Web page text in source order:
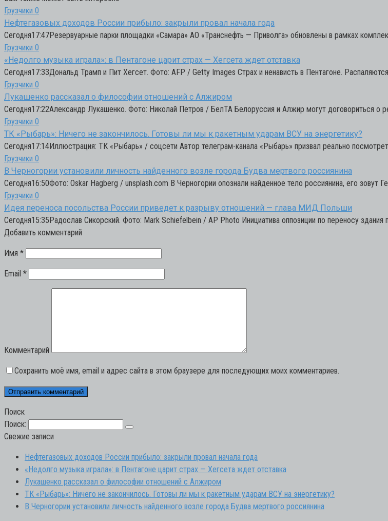
Грузчики 0
Нефтегазовых доходов России прибыло: закрыли провал начала года
Сегодня17:47Резервуарные парки площадки «Самара» АО «Транснефть — Приволга» обновлены в рамках
Грузчики 0
«Недолго музыка играла»: в Пентагоне царит страх — Хегсета ждет отставка
Сегодня17:33Дональд Трамп и Пит Хегсет. Фото: AFP / Getty Images Страх и ненависть в Пентагоне.
Грузчики 0
Лукашенко рассказал о философии отношений с Алжиром
Сегодня17:22Александр Лукашенко. Фото: Николай Петров / БелТА Белоруссия и Алжир могут договориться о
Грузчики 0
ТК «Рыбарь»: Ничего не закончилось. Готовы ли мы к ракетным ударам ВСУ на энергетику?
Сегодня17:14Иллюстрация: ТК «Рыбарь» / соцсети Автор телеграм-канала «Рыбарь» призвал реально
Грузчики 0
В Черногории установили личность найденного возле города Будва мертвого россиянина
Сегодня16:50Фото: Oskar Hagberg / unsplash.com В Черногории опознали найденное тело россиянина, его зовут
Грузчики 0
Идея переноса посольства России приведет к разрыву отношений — глава МИД Польши
Сегодня15:35Радослав Сикорский. Фото: Mark Schiefelbein / AP Photo Инициатива оппозиции по переносу
Добавить комментарий
Имя *
Email *
Комментарий
Сохранить моё имя, email и адрес сайта в этом браузере для последующих моих комментариев.
Поиск
Поиск:
Свежие записи
Нефтегазовых доходов России прибыло: закрыли провал начала года
«Недолго музыка играла»: в Пентагоне царит страх — Хегсета ждет отставка
Лукашенко рассказал о философии отношений с Алжиром
ТК «Рыбарь»: Ничего не закончилось. Готовы ли мы к ракетным ударам ВСУ на энергетику?
В Черногории установили личность найденного возле города Будва мертвого россиянина